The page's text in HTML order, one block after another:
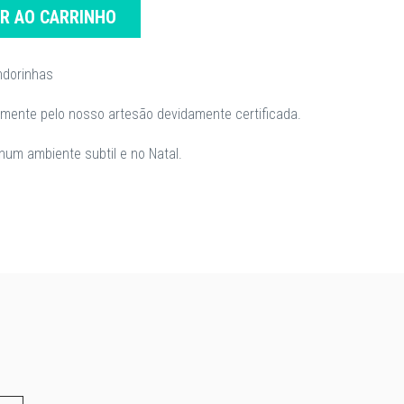
AO CARRINHO
pelo nosso artesão devidamente certificada.
ambiente subtil e no Natal.